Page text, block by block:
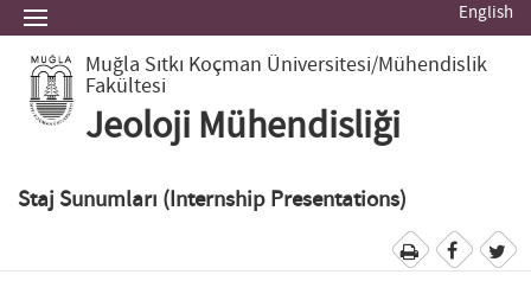
English
Muğla Sıtkı Koçman Üniversitesi/Mühendislik
Fakültesi
Jeoloji Mühendisliği
Staj Sunumları (Internship Presentations)